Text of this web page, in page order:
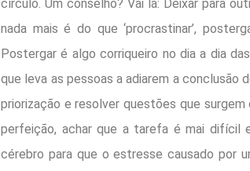
círculo. Um conselho? Vai lá: Deixar para
nada mais é do que ‘procrastinar’,
Postergar é algo corriqueiro no dia a dia
que leva as pessoas a adiarem a conclusão
priorização e resolver questões que
perfeição, achar que a tarefa é mai difícil
cérebro para que o estresse causado por